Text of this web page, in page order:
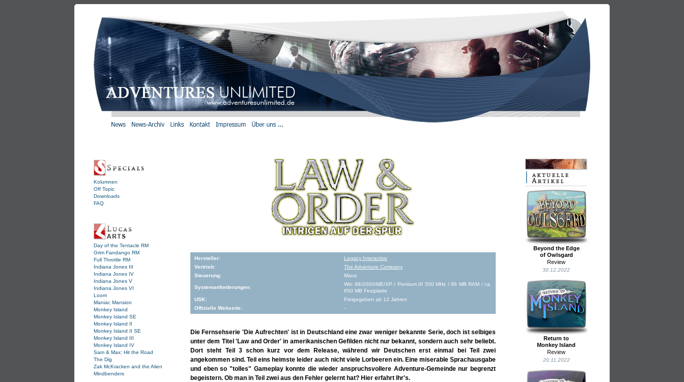
Kolumnen
Off Topic
Downloads
FAQ
Day of the Tentacle RM
Grim Fandango RM
Full Throttle RM
Indiana Jones III
Indiana Jones IV
Indiana Jones V
Indiana Jones VI
Loom
Maniac Mansion
Monkey Island
Monkey Island SE
Monkey Island II
Monkey Island II SE
Monkey Island III
Monkey Island IV
Sam & Max: Hit the Road
The Dig
Zak McKracken and the Alien
Mindbenders
Hersteller:
Legacy Interactive
Vertrieb:
The Adventure Company
Steuerung:
Maus
Systemanforderungen:
Win 98/2000/ME/XP / Pentium III 500 MHz / 96 MB RAM / ca.
650 MB Festplatte
USK:
Freigegeben ab 12 Jahren
Offizielle Webseite:
-
Die Fernsehserie 'Die Aufrechten' ist in Deutschland eine zwar weniger bekannte Serie, doch ist selbiges
unter dem Titel 'Law and Order' in amerikanischen Gefilden nicht nur bekannt, sondern auch sehr beliebt.
Dort steht Teil 3 schon kurz vor dem Release, während wir Deutschen erst einmal bei Teil zwei
angekommen sind. Teil eins heimste leider auch nicht viele Lorbeeren ein. Eine miserable Sprachausgabe
und eben so "tolles" Gameplay konnte die wieder anspruchsvollere Adventure-Gemeinde nur begrenzt
begeistern. Ob man in Teil zwei aus den Fehler gelernt hat? Hier erfahrt Ihr's.
Beyond the Edge
of Owlsgard
Review
30.12.2022
Return to
Monkey Island
Review
20.11.2022